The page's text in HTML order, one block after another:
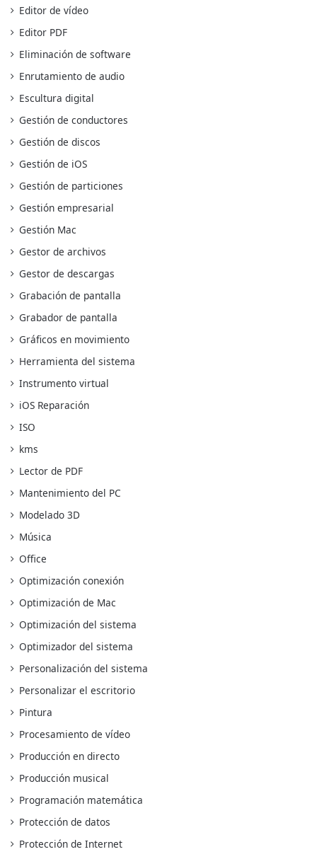
Editor de vídeo
Editor PDF
Eliminación de software
Enrutamiento de audio
Escultura digital
Gestión de conductores
Gestión de discos
Gestión de iOS
Gestión de particiones
Gestión empresarial
Gestión Mac
Gestor de archivos
Gestor de descargas
Grabación de pantalla
Grabador de pantalla
Gráficos en movimiento
Herramienta del sistema
Instrumento virtual
iOS Reparación
ISO
kms
Lector de PDF
Mantenimiento del PC
Modelado 3D
Música
Office
Optimización conexión
Optimización de Mac
Optimización del sistema
Optimizador del sistema
Personalización del sistema
Personalizar el escritorio
Pintura
Procesamiento de vídeo
Producción en directo
Producción musical
Programación matemática
Protección de datos
Protección de Internet